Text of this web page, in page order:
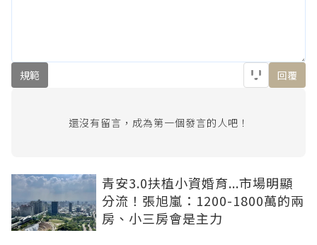
規範 回覆
還沒有留言，成為第一個發言的人吧！
青安3.0扶植小資婚育...市場明顯
分流！張旭嵐：1200-1800萬的兩
房、小三房會是主力